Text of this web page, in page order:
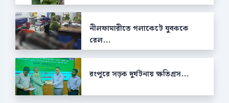
নীলফামারীতে গলাকেটে যুবককে
রেল...
রংপুরে সড়ক দুর্ঘটনায় ক্ষতিগ্রস...